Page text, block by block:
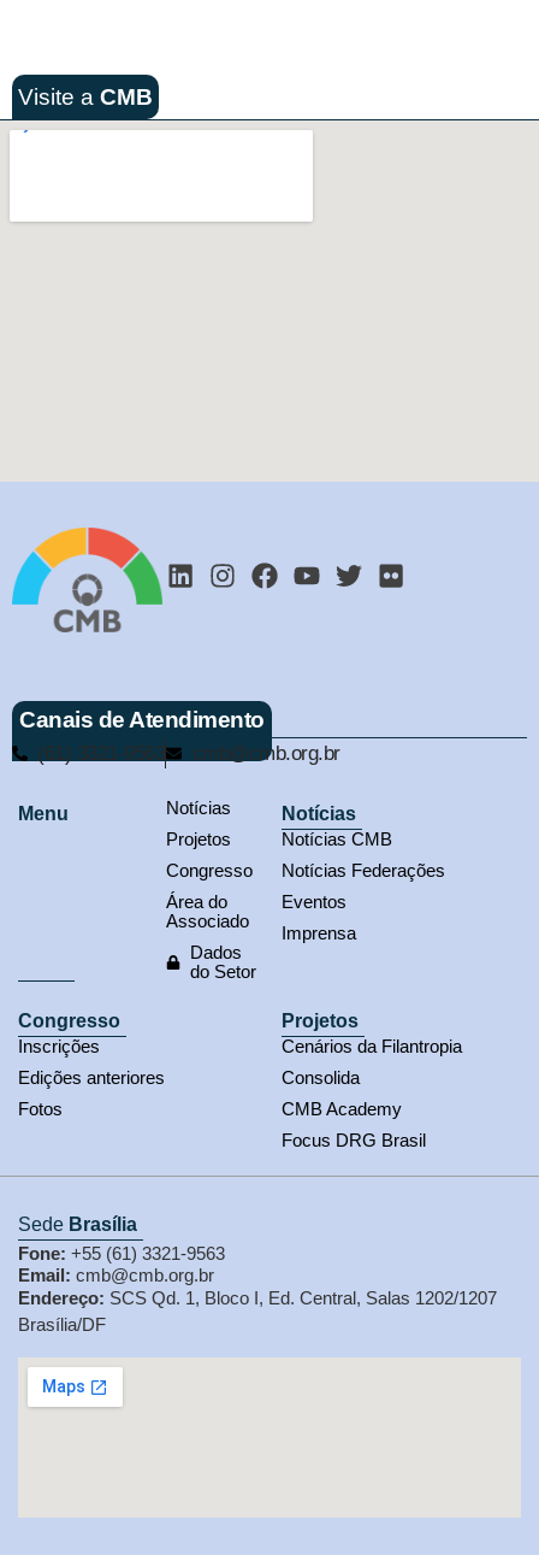
Visite a CMB
Canais de Atendimento
(61) 3321-9563 cmb@cmb.org.br
Menu
Notícias
Projetos
Congresso
Área do
Associado
Dados
do Setor
Notícias
Notícias CMB
Notícias Federações
Eventos
Imprensa
Congresso
Inscrições
Edições anteriores
Fotos
Projetos
Cenários da Filantropia
Consolida
CMB Academy
Focus DRG Brasil
Sede Brasília
Fone: +55 (61) 3321-9563
Email: cmb@cmb.org.br
Endereço: SCS Qd. 1, Bloco I, Ed. Central, Salas 1202/1207
Brasília/DF